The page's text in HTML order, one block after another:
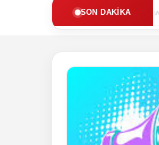
SON DAKIKA
Refah Partisi’nde Muratlı ve